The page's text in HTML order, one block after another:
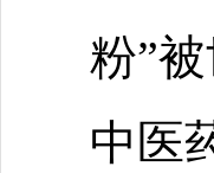
粉”
中医